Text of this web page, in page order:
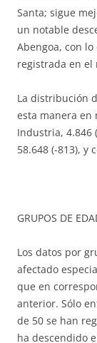
Santa; sigue
un notable
Abengoa, con
registrada en el
La distribución
esta manera en
Industria, 4.846
58.648 (-813), y
GRUPOS DE
Los datos por
afectado
que en
anterior. Sólo
de 50 se han
ha descendido